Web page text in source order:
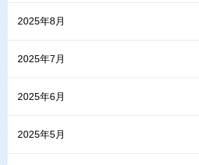
2025年8月
2025年7月
2025年6月
2025年5月